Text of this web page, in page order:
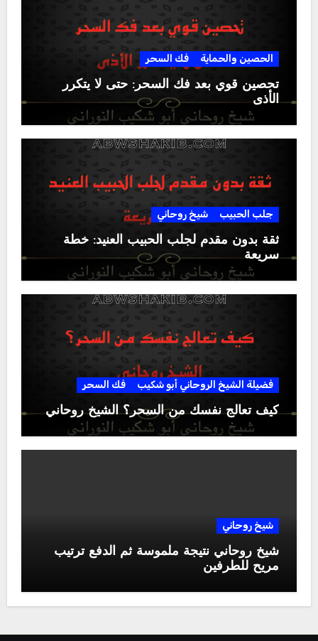
الحصين والحماية فك السحر
تحصين قوي بعد فك السحر: حتى لا يتكرر
الأذى
جلب الحبيب شيخ روحاني
ثقة بدون مقدم لجلب الحبيب العنيد: خطة
سريعة
فضيلة الشيخ الروحاني أبو شكيب فك السحر
كيف تعالج نفسك من السحر؟ الشيخ روحاني
شيخ روحاني
شيخ روحاني نتيجة ملموسة ثم الدفع ترتيب
مريح للطرفين